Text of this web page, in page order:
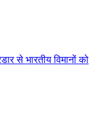
से भारतीय विमानों को